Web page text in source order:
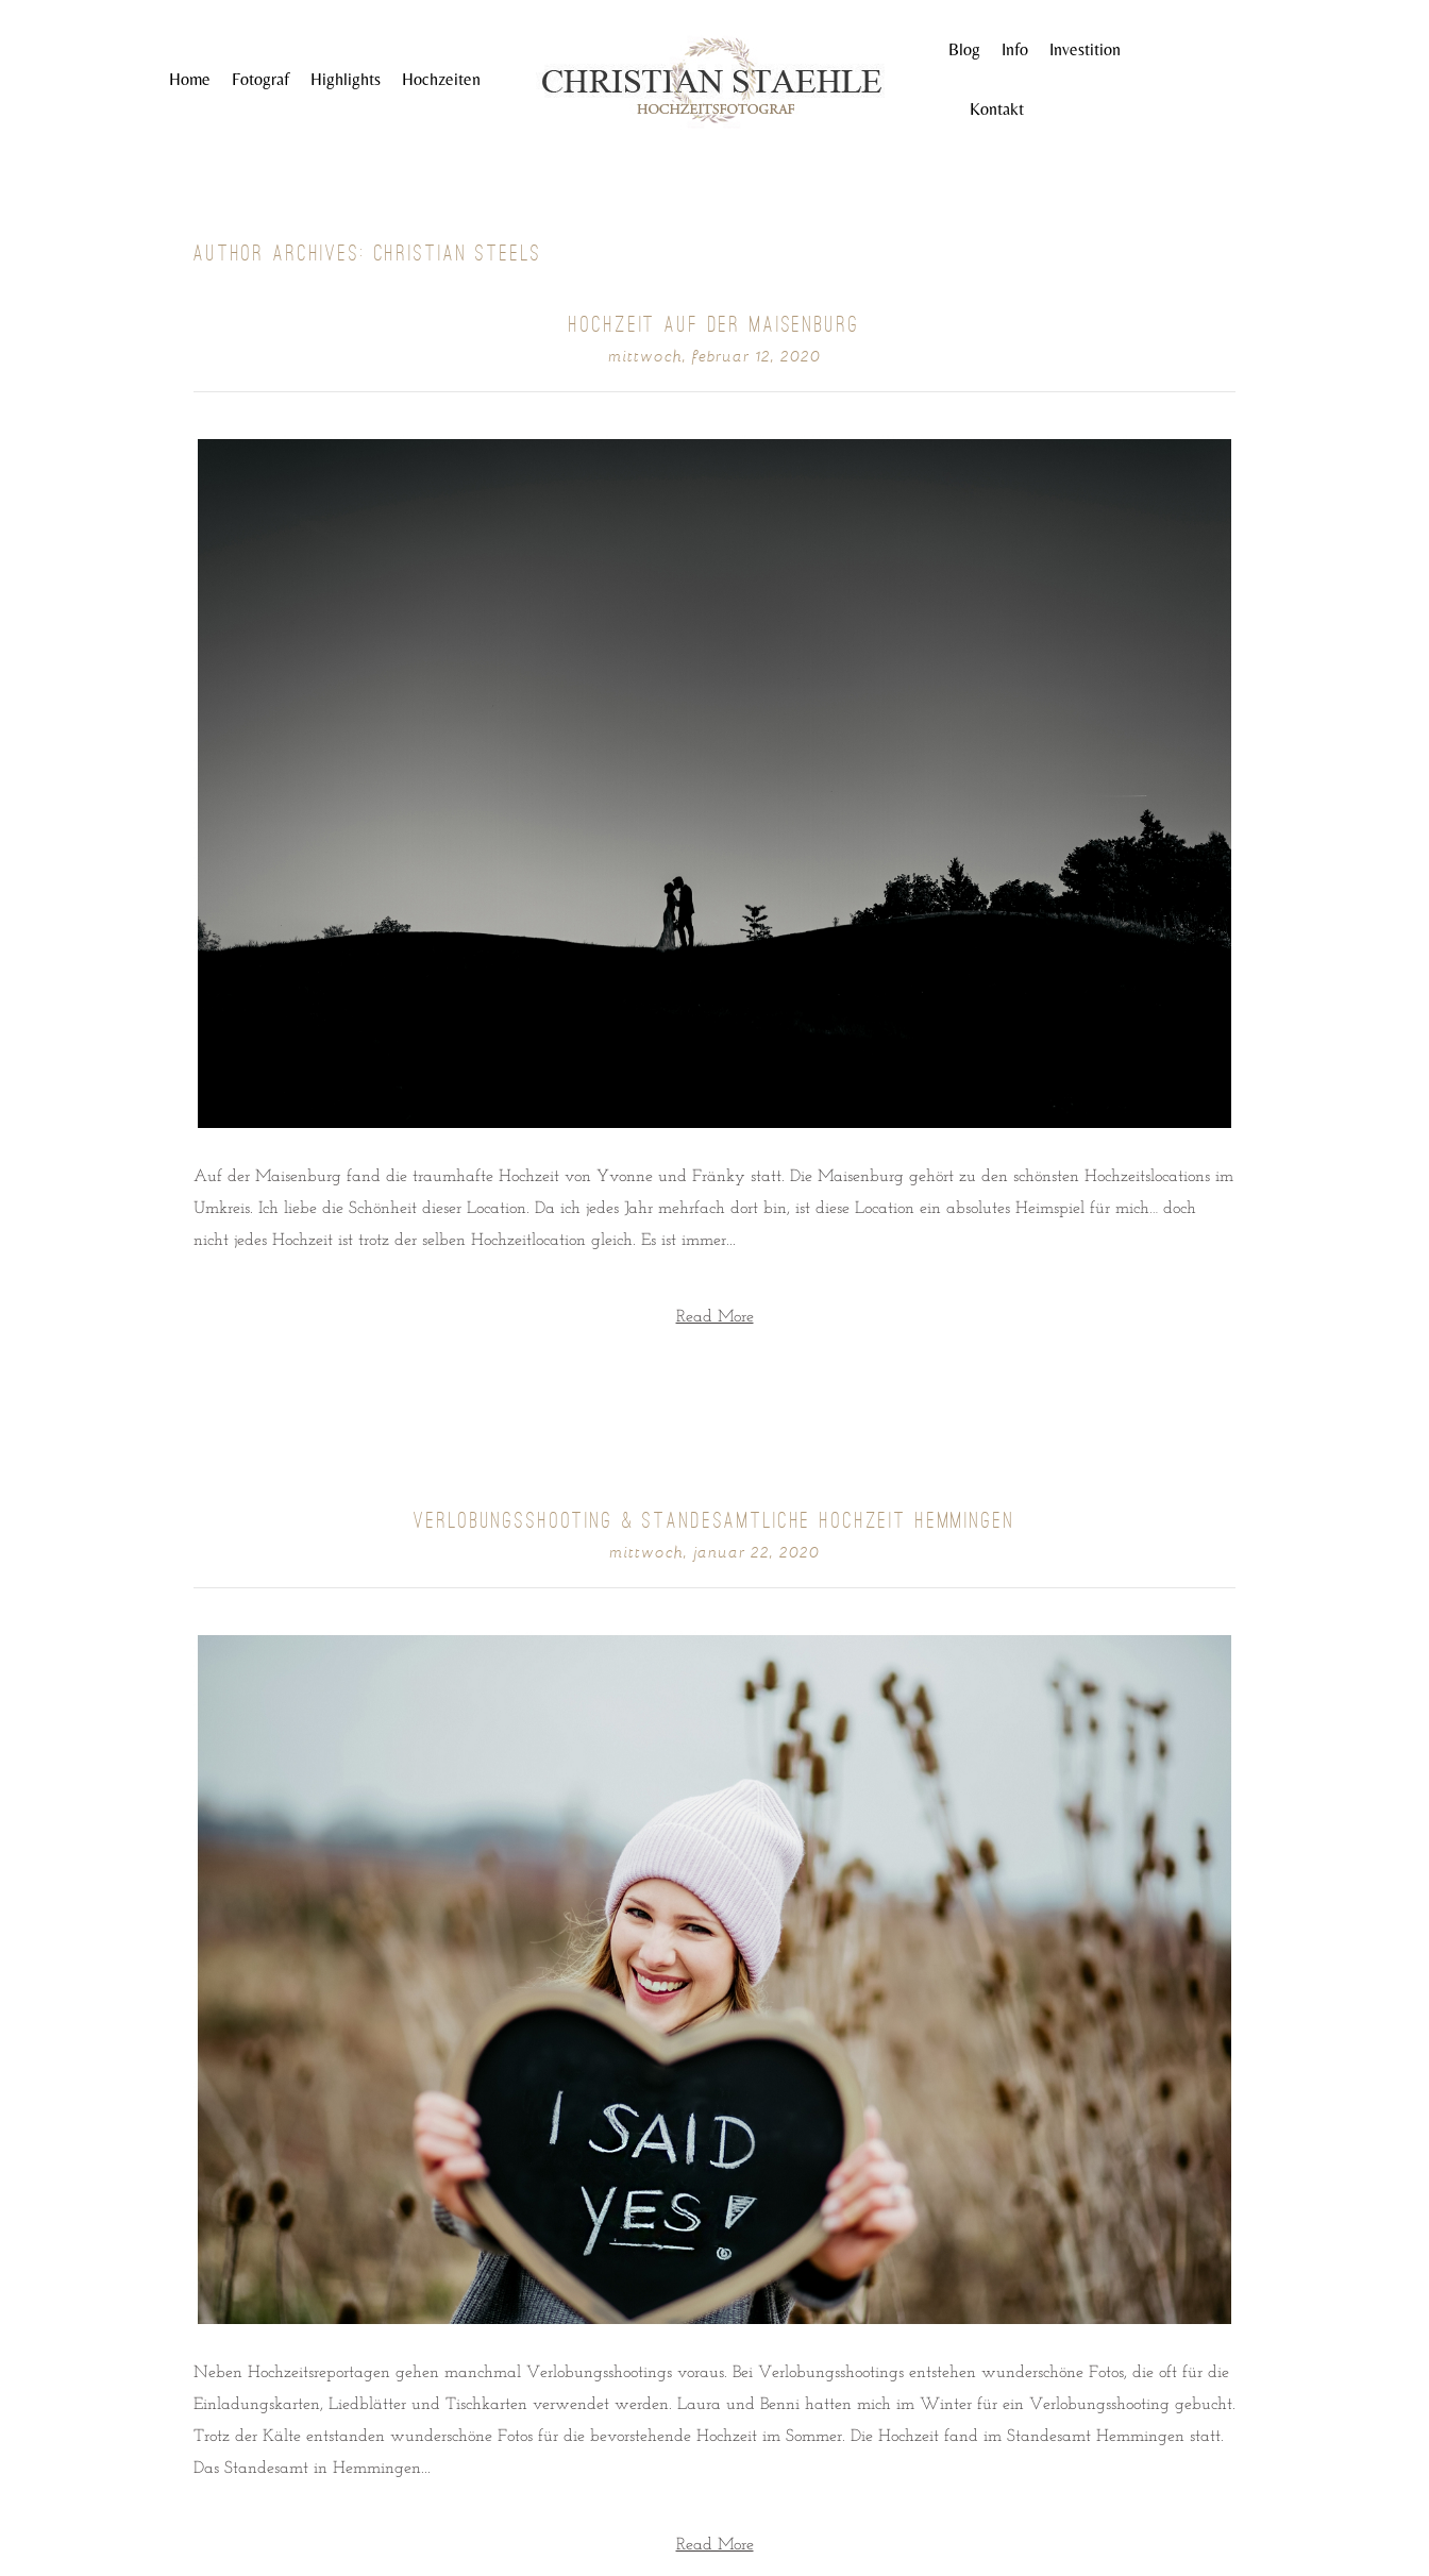
Home Fotograf Highlights Hochzeiten
Blog Info Investition
Kontakt
AUTHOR ARCHIVES: CHRISTIAN STEELS
HOCHZEIT AUF DER MAISENBURG
mittwoch, februar 12, 2020
Auf der Maisenburg fand die traumhafte Hochzeit von Yvonne und Fränky statt. Die Maisenburg gehört zu den schönsten Hochzeitslocations im
Umkreis. Ich liebe die Schönheit dieser Location. Da ich jedes Jahr mehrfach dort bin, ist diese Location ein absolutes Heimspiel für mich… doch
nicht jedes Hochzeit ist trotz der selben Hochzeitlocation gleich. Es ist immer...
Read More
VERLOBUNGSSHOOTING & STANDESAMTLICHE HOCHZEIT HEMMINGEN
mittwoch, januar 22, 2020
Neben Hochzeitsreportagen gehen manchmal Verlobungsshootings voraus. Bei Verlobungsshootings entstehen wunderschöne Fotos, die oft für die
Einladungskarten, Liedblätter und Tischkarten verwendet werden. Laura und Benni hatten mich im Winter für ein Verlobungsshooting gebucht.
Trotz der Kälte entstanden wunderschöne Fotos für die bevorstehende Hochzeit im Sommer. Die Hochzeit fand im Standesamt Hemmingen statt.
Das Standesamt in Hemmingen...
Read More